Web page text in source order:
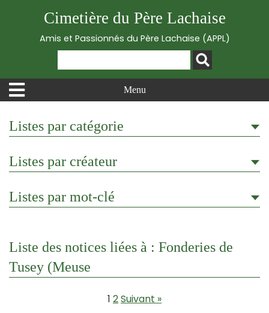
Cimetière du Père Lachaise
Amis et Passionnés du Père Lachaise (APPL)
Menu
Listes par catégorie
Listes par créateur
Listes par mot-clé
Liste des notices liées à : Fonderies de
Tusey (Meuse
1 2Suivant »